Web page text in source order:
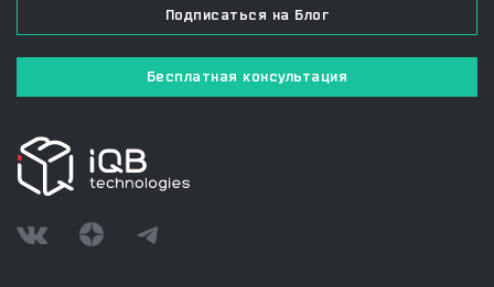
Подписаться на Блог
Бесплатная консультация